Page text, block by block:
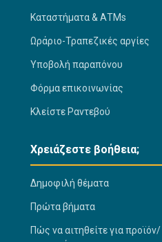
Kαταστήματα & ΑΤΜs
Ωράριο-Τραπεζικές αργίες
Υποβολή παραπόνου
Φόρμα επικοινωνίας
Κλείστε Ραντεβού
Χρειάζεστε βοήθεια;
Δημοφιλή θέματα
Πρώτα βήματα
Πώς να αιτηθείτε για προϊόν/